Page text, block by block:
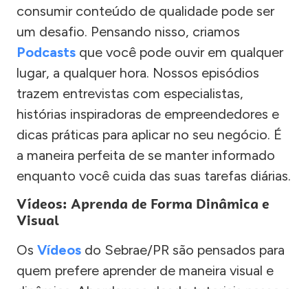
consumir conteúdo de qualidade pode ser
um desafio. Pensando nisso, criamos
Podcasts que você pode ouvir em qualquer
lugar, a qualquer hora. Nossos episódios
trazem entrevistas com especialistas,
histórias inspiradoras de empreendedores e
dicas práticas para aplicar no seu negócio. É
a maneira perfeita de se manter informado
enquanto você cuida das suas tarefas diárias.
Vídeos: Aprenda de Forma Dinâmica e
Visual
Os Vídeos do Sebrae/PR são pensados para
quem prefere aprender de maneira visual e